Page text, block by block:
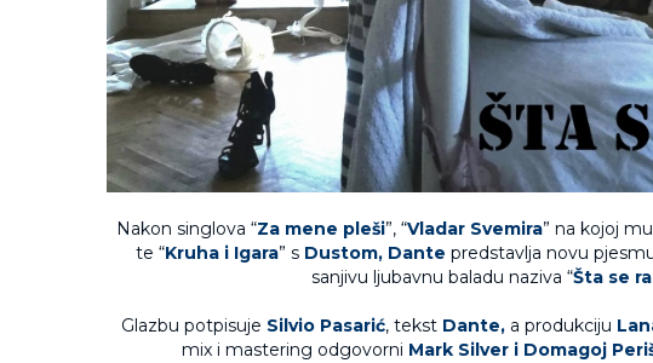
Nakon singlova “Za mene pleši”, “Vladar Svemira” na kojoj
te “Kruha i Igara” s Dustom, Dante predstavlja novu
sanjivu ljubavnu baladu naziva “Šta se
Glazbu potpisuje Silvio Pasarić, tekst Dante, a produkciju
mix i mastering odgovorni Mark Silver i Domagoj